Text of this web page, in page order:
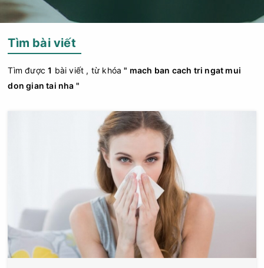
Tìm bài viết
Tìm được1 bài viết , từ khóa" mach ban cach tri ngat mui
don gian tai nha "